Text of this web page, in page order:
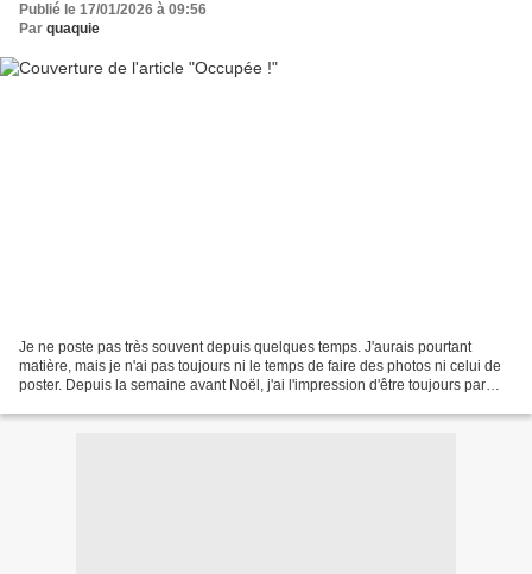
Publié le 17/01/2026 à 09:56
Par quaquie
Je ne poste pas très souvent depuis quelques temps. J'aurais pourtant
matière, mais je n'ai pas toujours ni le temps de faire des photos ni celui de
poster. Depuis la semaine avant Noël, j'ai l'impression d'être toujours par